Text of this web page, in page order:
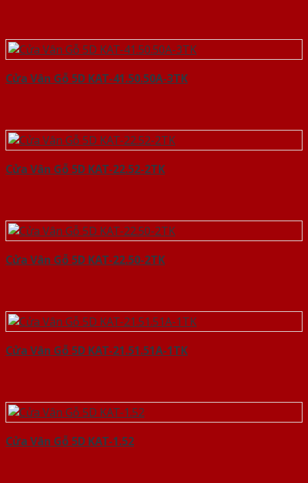
Cửa Vân Gỗ 5D KAT-41.50.50A-3TK
Cửa Vân Gỗ 5D KAT-22.52-2TK
Cửa Vân Gỗ 5D KAT-22.50-2TK
Cửa Vân Gỗ 5D KAT-21.51.51A-1TK
Cửa Vân Gỗ 5D KAT-1.52